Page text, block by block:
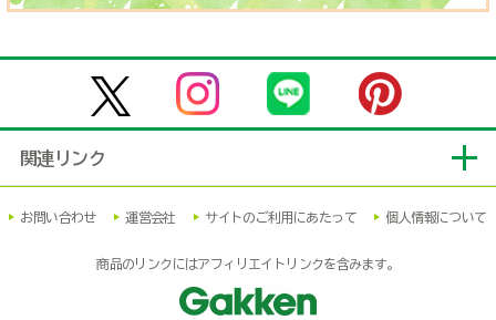
関連リンク
お問い合わせ 運営会社 サイトのご利用にあたって 個人情報について
商品のリンクにはアフィリエイトリンクを含みます。